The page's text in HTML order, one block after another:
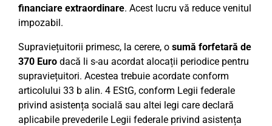
financiare extraordinare. Acest lucru vă reduce venitul
impozabil.
Supraviețuitorii primesc, la cerere, o sumă forfetară de
370 Euro dacă li s-au acordat alocații periodice pentru
supraviețuitori. Acestea trebuie acordate conform
articolului 33 b alin. 4 EStG, conform Legii federale
privind asistența socială sau altei legi care declară
aplicabile prevederile Legii federale privind asistența